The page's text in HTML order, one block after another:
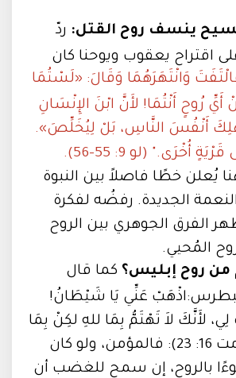
ينسف روح القتل: ردّ
اقتراح يعقوب ويوحنا كان
وَانْتَهَرَهُمَا وَقَالَ: «لَسْتُمَا
أَيِّ رُوحٍ أَنْتُمَا! لأَنَّ ابْنَ الإِنْسَانِ
أَنْفُسَ النَّاسِ، بَلْ لِيُخَلِّصَ».
أُخْرَى." (لو 9: 55–56).
يُعلن خطًا فاصلاً بين النبوة
الجديدة. رفضُه لفكرة
الفرق الجوهري بين الروح
المُحيي.
من روح إبليس؟ كما قال
عَنِّي يَا شَيْطَانُ!
لِي، لأَنَّكَ لاَ تَهْتَمُّ بِمَا للهِ لكِنْ بِمَا
لِلنَّاسِ." (مت 16: 23): فالمؤمن، ولو كان
بالروح، إن سمح للغضب أن